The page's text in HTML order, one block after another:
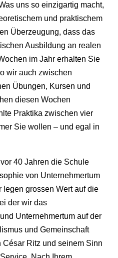
uns so einzigartig macht,
und praktischem
Überzeugung, dass das
Ausbildung an realen
im Jahr erhalten Sie
wir auch zwischen
Übungen, Kursen und
diesen Wochen
Praktika zwischen vier
Sie wollen – und egal in
40 Jahren die Schule
von Unternehmertum
legen grossen Wert auf die
der wir das
Unternehmertum auf der
und Gemeinschaft
César Ritz und seinem Sinn